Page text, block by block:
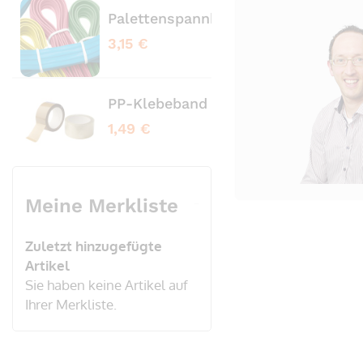
Palettenspannbänder profiliert
3,15 €
PP-Klebeband transparent No
1,49 €
Meine Merkliste
Zuletzt hinzugefügte
Artikel
Sie haben keine Artikel auf
Ihrer Merkliste.